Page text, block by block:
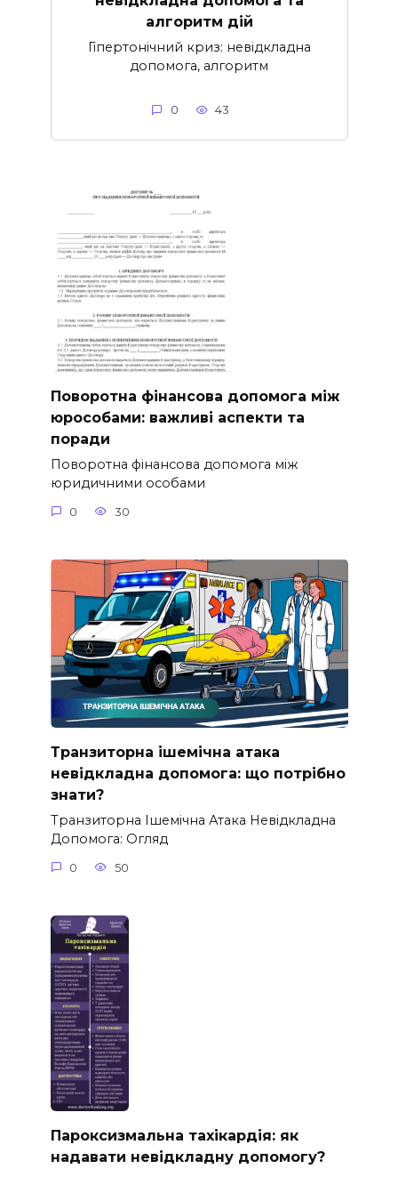
алгоритм дій
Гіпертонічний криз: невідкладна
допомога, алгоритм
0 43
Поворотна фінансова допомога між
юрособами: важливі аспекти та
поради
Поворотна фінансова допомога між
юридичними особами
0 30
Транзиторна ішемічна атака
невідкладна допомога: що потрібно
знати?
Транзиторна Ішемічна Атака Невідкладна
Допомога: Огляд
0 50
Пароксизмальна тахікардія: як
надавати невідкладну допомогу?